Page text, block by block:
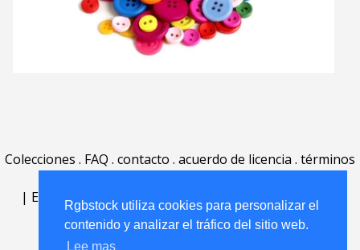
Rgbstock utiliza cookies para personalizar el
contenido y analizar el tráfico del sitio web.
Lee mas
Colecciones . FAQ . contacto . acuerdo de licencia . términos
| English | Deutsch| Español Português
Nederlands|